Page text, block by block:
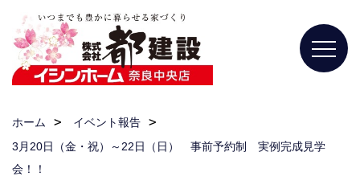
ホーム
イベント報告
3月20日（金・祝）～22日（日） 事前予約制 実例完成見学
会！！